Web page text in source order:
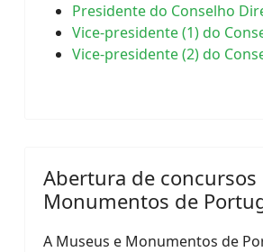
Presidente do Conselho
Vice-presidente (1) do
Vice-presidente (2) do
Abertura de concursos
Monumentos de
A Museus e Monumentos de